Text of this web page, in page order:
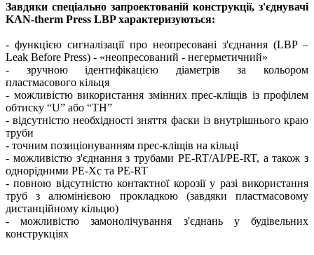
Завдяки спеціально запроектованій конструкції, з'єднувачі
KAN-therm Press LBP характеризуються:
- функцією сигналізації про неопресовані з'єднання (LBP –
Leak Before Press) - «неопресований - негерметичний»
- зручною ідентифікацією діаметрів за кольором
пластмасового кільця
- можливістю використання змінних прес-кліщів із профілем
обтиску “U” або “TH”
- відсутністю необхідності зняття фаски із внутрішнього краю
труби
- точним позиціонуванням прес-кліщів на кільці
- можливістю з'єднання з трубами PE-RT/AI/PE-RT, а також з
однорідними PE-Xc та PE-RT
- повною відсутністю контактної корозії у разі використання
труб з алюмінієвою прокладкою (завдяки пластмасовому
дистанційному кільцю)
- можливістю замонолічування з'єднань у будівельних
конструкціях